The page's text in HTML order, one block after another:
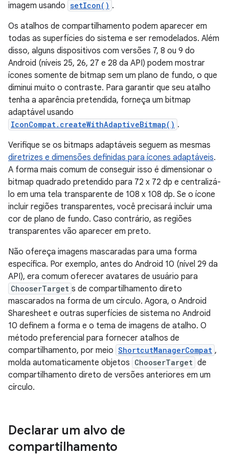
imagem usando setIcon() .
Os atalhos de compartilhamento podem aparecer em
todas as superfícies do sistema e ser remodelados. Além
disso, alguns dispositivos com versões 7, 8 ou 9 do
Android (níveis 25, 26, 27 e 28 da API) podem mostrar
ícones somente de bitmap sem um plano de fundo, o que
diminui muito o contraste. Para garantir que seu atalho
tenha a aparência pretendida, forneça um bitmap
adaptável usando
IconCompat.createWithAdaptiveBitmap() .
Verifique se os bitmaps adaptáveis seguem as mesmas
diretrizes e dimensões definidas para ícones adaptáveis.
A forma mais comum de conseguir isso é dimensionar o
bitmap quadrado pretendido para 72 x 72 dp e centralizá-
lo em uma tela transparente de 108 x 108 dp. Se o ícone
incluir regiões transparentes, você precisará incluir uma
cor de plano de fundo. Caso contrário, as regiões
transparentes vão aparecer em preto.
Não ofereça imagens mascaradas para uma forma
específica. Por exemplo, antes do Android 10 (nível 29 da
API), era comum oferecer avatares de usuário para
ChooserTarget s de compartilhamento direto
mascarados na forma de um círculo. Agora, o Android
Sharesheet e outras superfícies de sistema no Android
10 definem a forma e o tema de imagens de atalho. O
método preferencial para fornecer atalhos de
compartilhamento, por meio ShortcutManagerCompat ,
molda automaticamente objetos ChooserTarget de
compartilhamento direto de versões anteriores em um
círculo.
Declarar um alvo de
compartilhamento